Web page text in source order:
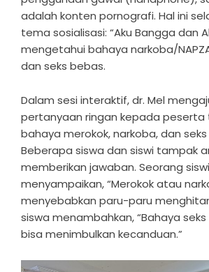
adalah konten pornografi. Hal ini
tema sosialisasi: “Aku Bangga dan
mengetahui bahaya narkoba/
dan seks bebas.
Dalam sesi interaktif, dr. Mel
pertanyaan ringan kepada
bahaya merokok, narkoba, dan
Beberapa siswa dan siswi tampak
memberikan jawaban. Seorang siswi
menyampaikan, “Merokok atau
menyebabkan paru-paru
siswa menambahkan, “Bahaya
bisa menimbulkan kecanduan.”